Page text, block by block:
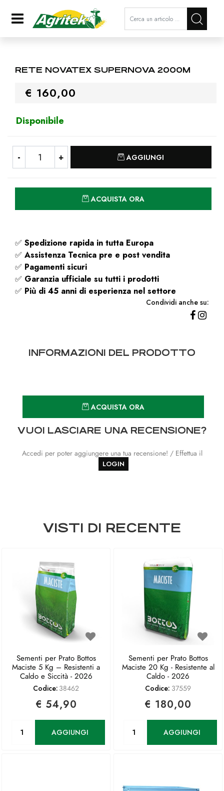
Open La modifica di un filtro
RETE NOVATEX SUPERNOVA 2000M
€ 160,00
Disponibile
AGGIUNGI
ACQUISTA ORA
✅ Spedizione rapida in tutta Europa
✅ Assistenza Tecnica pre e post vendita
✅ Pagamenti sicuri
✅ Garanzia ufficiale su tutti i prodotti
✅ Più di 45 anni di esperienza nel settore
Condividi anche su:
INFORMAZIONI DEL PRODOTTO
ACQUISTA ORA
VUOI LASCIARE UNA RECENSIONE?
Accedi per poter aggiungere una tua recensione! / Effettua il
LOGIN
VISTI DI RECENTE
Sementi per Prato Bottos
Maciste 5 Kg – Resistenti a
Caldo e Siccità - 2026
Codice: 38462
€ 54,90
AGGIUNGI
Sementi per Prato Bottos
Maciste 20 Kg - Resistente al
Caldo - 2026
Codice: 37559
€ 180,00
AGGIUNGI